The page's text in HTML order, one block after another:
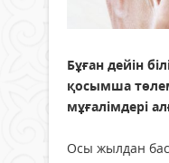
Бұған дейін
қосымша
мұғалімдері
Осы жылдан